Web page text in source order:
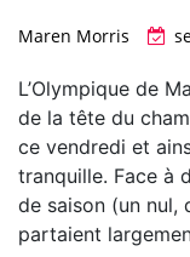
Maren Morris
L’Olympique de
de la tête du
ce vendredi et
tranquille. Face à
de saison (un nul,
partaient